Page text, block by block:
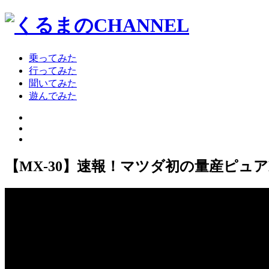
乗ってみた
行ってみた
聞いてみた
遊んでみた
【MX-30】速報！マツダ初の量産ピュ